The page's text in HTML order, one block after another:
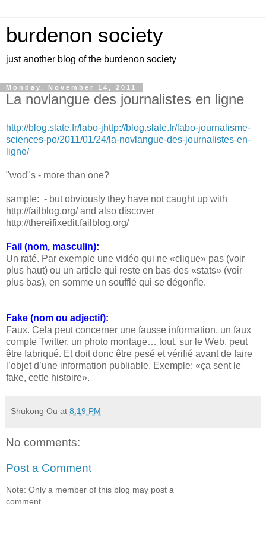
burdenon society
just another blog of the burdenon society
Monday, November 14, 2011
La novlangue des journalistes en ligne
http://blog.slate.fr/labo-jhttp://blog.slate.fr/labo-journalisme-
sciences-po/2011/01/24/la-novlangue-des-journalistes-en-
ligne/
"wod"s - more than one?
sample: - but obviously they have not caught up with
http://failblog.org/ and also discover
http://thereifixedit.failblog.org/
Fail (nom, masculin):
Un raté. Par exemple une vidéo qui ne «clique» pas (voir
plus haut) ou un article qui reste en bas des «stats» (voir
plus bas), en somme un soufflé qui se dégonfle.
Fake (nom ou adjectif):
Faux. Cela peut concerner une fausse information, un faux
compte Twitter, un photo montage… tout, sur le Web, peut
être fabriqué. Et doit donc être pesé et vérifié avant de faire
l’objet d’une information publiable. Exemple: «ça sent le
fake, cette histoire».
Shukong Ou at 8:19 PM
No comments:
Post a Comment
Note: Only a member of this blog may post a
comment.